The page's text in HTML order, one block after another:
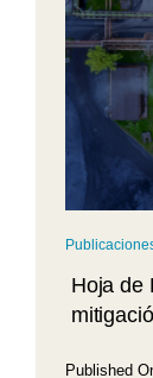
Hoja de
Published